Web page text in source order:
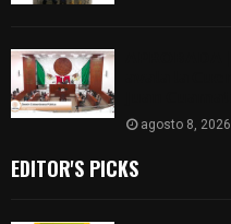
agosto 8, 2026
EDITOR'S PICKS